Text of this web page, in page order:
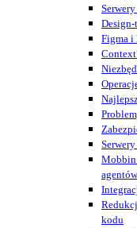
Figma i
Mobbin
kodu